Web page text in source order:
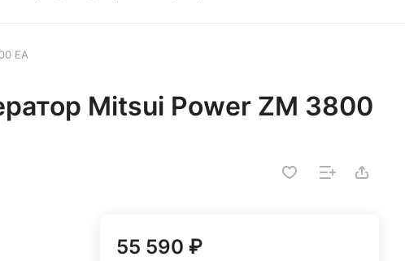
EA
Mitsui Power ZM 3800
55 590 ₽